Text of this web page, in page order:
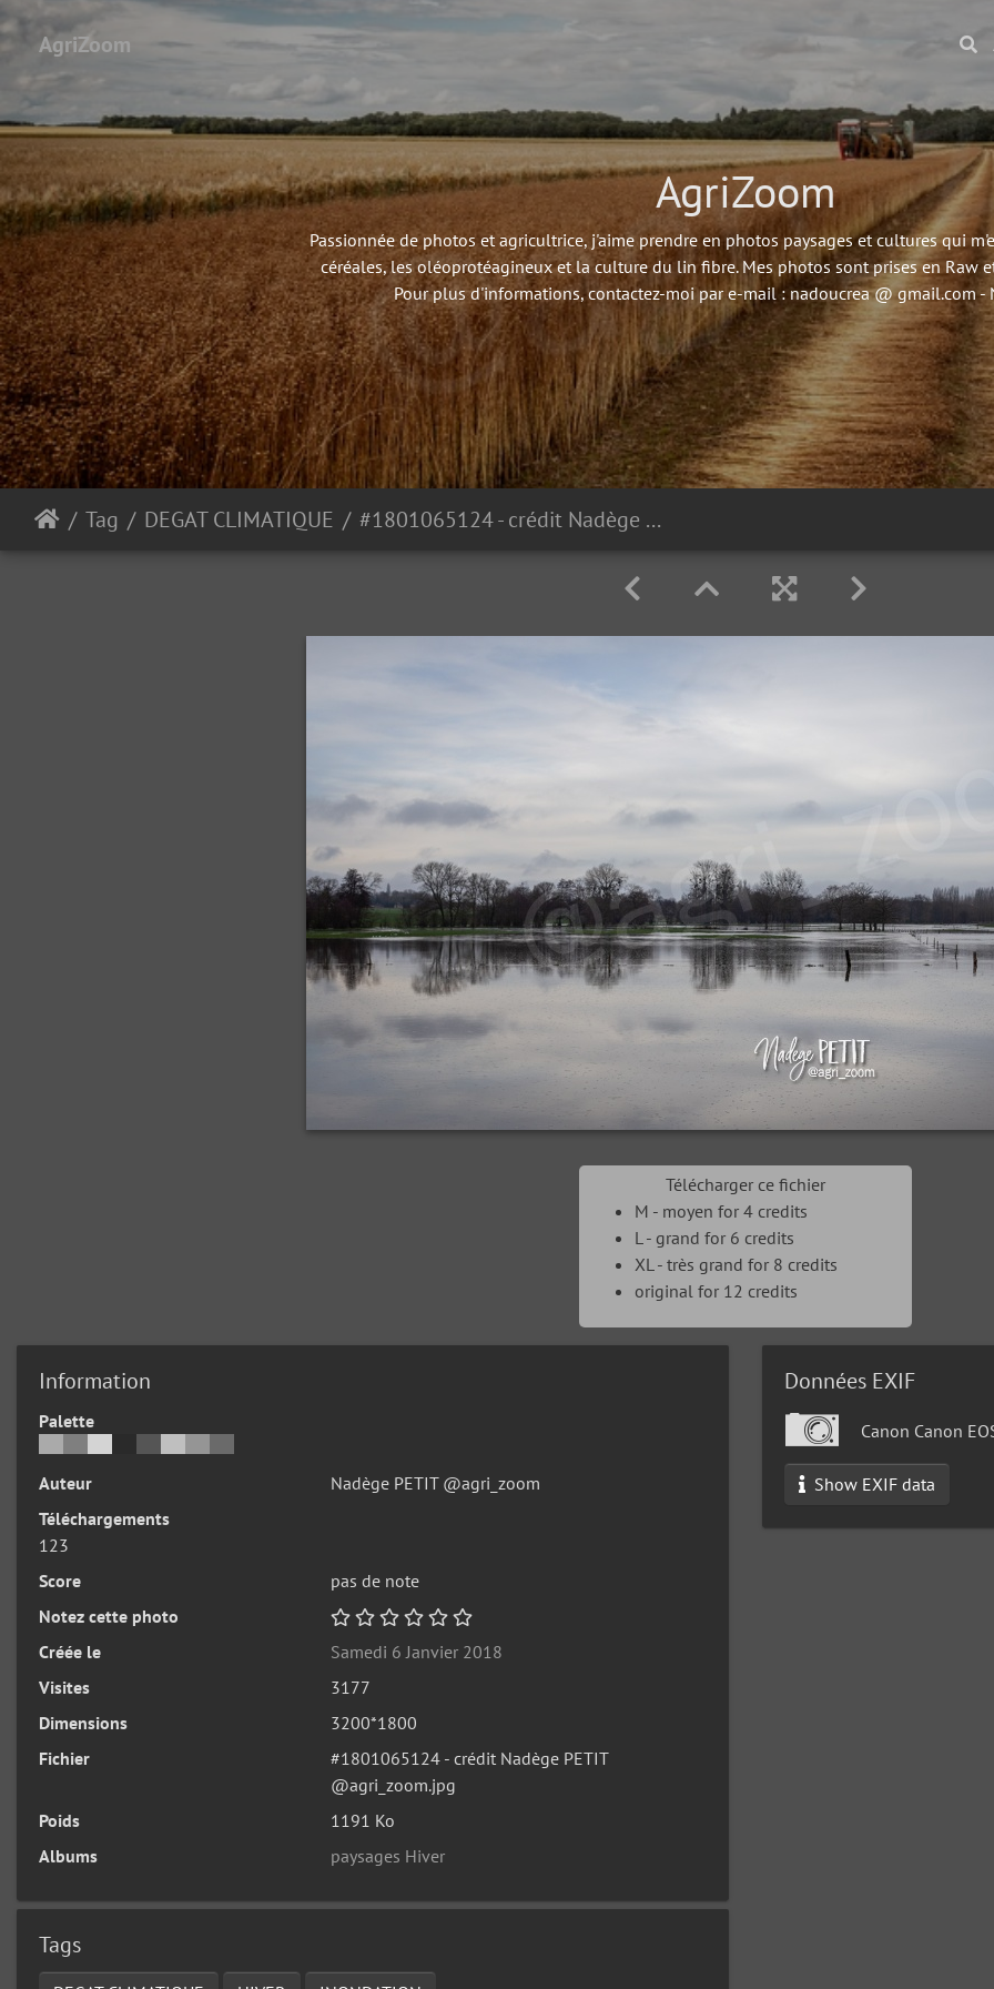
AgriZoom
AgriZoom
Passionnée de photos et agricultrice, j'aime prendre en photos paysages et cultures qui
céréales, les oléoprotéagineux et la culture du lin fibre. Mes photos sont prises en Raw
Pour plus d'informations, contactez-moi par e-mail : nadoucrea @ gmail.com -
Tag DEGAT CLIMATIQUE #1801065124 - crédit Nadège PETIT @agri zoom
Télécharger ce fichier
M - moyen for 4 credits
L - grand for 6 credits
XL - très grand for 8 credits
original for 12 credits
Information
Palette
Auteur
Nadège PETIT @agri_zoom
Téléchargements
123
Score
pas de note
Notez cette photo
Créée le
Samedi 6 Janvier 2018
Visites
3177
Dimensions
3200*1800
Fichier
#1801065124 - crédit Nadège PETIT
@agri_zoom.jpg
Poids
1191 Ko
Albums
paysages Hiver
Tags
Données EXIF
Canon Canon
Show EXIF data